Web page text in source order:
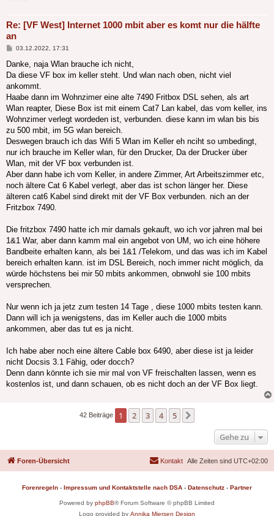
Re: [VF West] Internet 1000 mbit aber es komt nur die hälfte
an
Beitrag
03.12.2022, 17:31
Danke, naja Wlan brauche ich nicht,
Da diese VF box im keller steht. Und wlan nach oben, nicht viel
ankommt.
Haabe dann im Wohnzimer eine alte 7490 Fritbox DSL sehen, als art
Wlan reapter, Diese Box ist mit einem Cat7 Lan kabel, das vom keller, ins
Wohnzimer verlegt wordeden ist, verbunden. diese kann im wlan bis bis
zu 500 mbit, im 5G wlan bereich.
Deswegen brauch ich das Wifi 5 Wlan im Keller eh nciht so umbedingt,
nur ich brauche im Keller wlan, für den Drucker, Da der Drucker über
Wlan, mit der VF box verbunden ist.
Aber dann habe ich vom Keller, in andere Zimmer, Art Arbeitszimmer etc,
noch ältere Cat 6 Kabel verlegt, aber das ist schon länger her. Diese
älteren cat6 Kabel sind direkt mit der VF Box verbunden. nich an der
Fritzbox 7490.
Die fritzbox 7490 hatte ich mir damals gekauft, wo ich vor jahren mal bei
1&1 War, aber dann kamm mal ein angebot von UM, wo ich eine höhere
Bandbeite erhalten kann, als bei 1&1 /Telekom, und das was ich im Kabel
bereich erhalten kann. ist im DSL Bereich, noch immer nicht möglich, da
würde höchstens bei mir 50 mbits ankommen, obnwohl sie 100 mbits
versprechen.
Nur wenn ich ja jetz zum testen 14 Tage , diese 1000 mbits testen kann.
Dann will ich ja wenigstens, das im Keller auch die 1000 mbits
ankommen, aber das tut es ja nicht.
Ich habe aber noch eine ältere Cable box 6490, aber diese ist ja leider
nicht Docsis 3.1 Fähig, oder docch?
Denn dann könnte ich sie mir mal von VF freischalten lassen, wenn es
kostenlos ist, und dann schauen, ob es nicht doch an der VF Box liegt.
42 Beiträge 1 2 3 4 5
Gehe zu
Foren-Übersicht Alle Zeiten sind UTC+02:00
Kontakt
Forenregeln - Impressum und Kontaktstelle nach DSA - Datenschutz - Partner
Powered by phpBB® Forum Software © phpBB Limited
Logo provided by Annika Miersen Design